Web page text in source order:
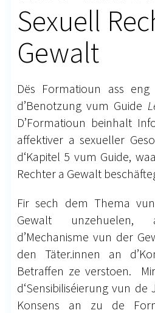
Sexuell
Gewalt
Dës Formatioun ass
d’Benotzung vum Guide
D’Formatioun beinhalt
affektiver a sexueller
d‘Kapitel 5 vum Guide,
Rechter a Gewalt
Fir sech dem Thema
Gewalt
d’Mechanisme vun der
den Täter.innen an
Betraffen ze verstoen.
d‘Sensibiliséierung vun
Konsens an zu de